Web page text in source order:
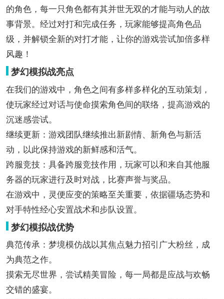
的角色，每一只角色都有其并世无双的才能与动人的故
事背景。经过对打和完成任务，玩家能够提高角色品
级，并解锁全新的对打才能，让你的游戏尝试加倍多样
风趣！
梦幻模拟战亮点
在我们的游戏中，角色之间有多样多样化的互动策划，
使玩家经过对话与使命摸索角色间的联络，提高游戏的
沉迷感尝试。
继续更新：游戏团队继续推出新剧情、新角色与新活
动，以此保持游戏的新鲜感和活气。
跨服竞技：具备跨服竞技作用，玩家可以和来自其他服
务器的玩家进行及时对战，比赛声誉与奖品。
在游戏中，灵便应变的策略至关重要，依据疆场态势和
对手特性经心安置战术和步队设置。
梦幻模拟战优势
典范传承：梦境模仿战以其焦点魅力招引广大粉丝，成
为典范之作。
摸索无尽世界，尝试精美冒险，每一局都是应战与欢畅
交错的盛宴。